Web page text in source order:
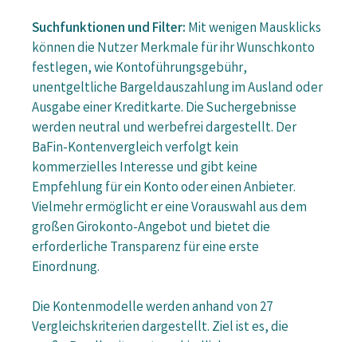
Suchfunktionen und Filter: Mit wenigen Mausklicks
können die Nutzer Merkmale für ihr Wunschkonto
festlegen, wie Kontoführungsgebühr,
unentgeltliche Bargeldauszahlung im Ausland oder
Ausgabe einer Kreditkarte. Die Suchergebnisse
werden neutral und werbefrei dargestellt. Der
BaFin-Kontenvergleich verfolgt kein
kommerzielles Interesse und gibt keine
Empfehlung für ein Konto oder einen Anbieter.
Vielmehr ermöglicht er eine Vorauswahl aus dem
großen Girokonto-Angebot und bietet die
erforderliche Transparenz für eine erste
Einordnung.
Die Kontenmodelle werden anhand von 27
Vergleichskriterien dargestellt. Ziel ist es, die